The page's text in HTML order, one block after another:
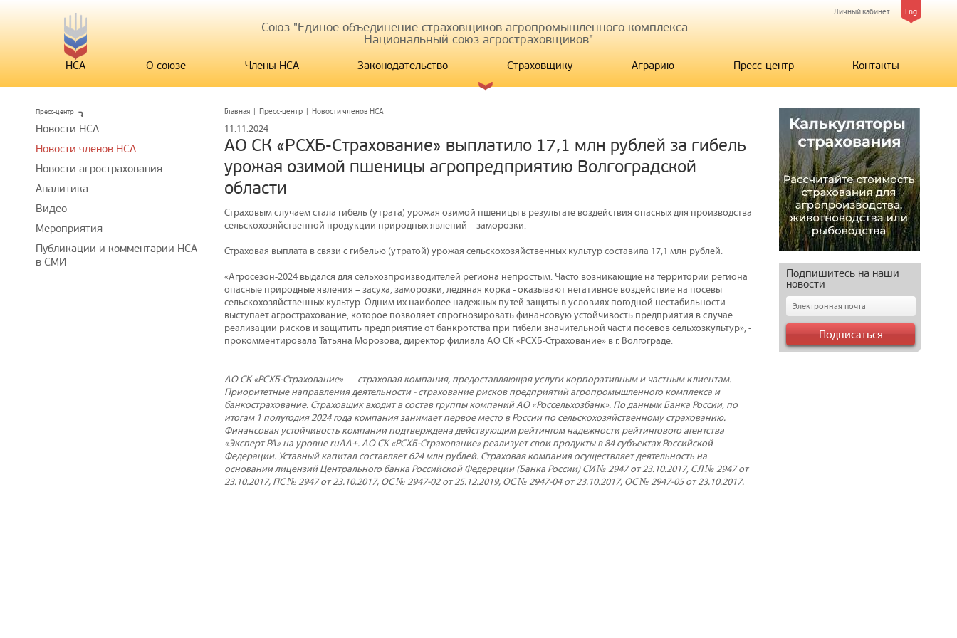
Eng
Личный кабинет
Союз "Единое объединение страховщиков агропромышленного комплекса -
Национальный союз агростраховщиков"
НСА О союзе Члены НСА Законодательство Страховщику Аграрию Пресс-центр Контакты
Главная | Пресс-центр | Новости членов НСА
11.11.2024
АО СК «РСХБ-Страхование» выплатило 17,1 млн рублей за гибель
урожая озимой пшеницы агропредприятию Волгоградской
области
Страховым случаем стала гибель (утрата) урожая озимой пшеницы в результате воздействия опасных для производства
сельскохозяйственной продукции природных явлений – заморозки.
Страховая выплата в связи с гибелью (утратой) урожая сельскохозяйственных культур составила 17,1 млн рублей.
«Агросезон-2024 выдался для сельхозпроизводителей региона непростым. Часто возникающие на территории региона
опасные природные явления – засуха, заморозки, ледяная корка - оказывают негативное воздействие на посевы
сельскохозяйственных культур. Одним их наиболее надежных путей защиты в условиях погодной нестабильности
выступает агрострахование, которое позволяет спрогнозировать финансовую устойчивость предприятия в случае
реализации рисков и защитить предприятие от банкротства при гибели значительной части посевов сельхозкультур», -
прокомментировала Татьяна Морозова, директор филиала АО СК «РСХБ-Страхование» в г. Волгограде.
АО СК «РСХБ-Страхование» — страховая компания, предоставляющая услуги корпоративным и частным клиентам.
Приоритетные направления деятельности - страхование рисков предприятий агропромышленного комплекса и
банкострахование. Страховщик входит в состав группы компаний АО «Россельхозбанк». По данным Банка России, по
итогам 1 полугодия 2024 года компания занимает первое место в России по сельскохозяйственному страхованию.
Финансовая устойчивость компании подтверждена действующим рейтингом надежности рейтингового агентства
«Эксперт РА» на уровне ruAA+. АО СК «РСХБ-Страхование» реализует свои продукты в 84 субъектах Российской
Федерации. Уставный капитал составляет 624 млн рублей. Страховая компания осуществляет деятельность на
основании лицензий Центрального банка Российской Федерации (Банка России) СИ № 2947 от 23.10.2017, СЛ № 2947 от
23.10.2017, ПС № 2947 от 23.10.2017, ОС № 2947-02 от 25.12.2019, ОС № 2947-04 от 23.10.2017, ОС № 2947-05 от 23.10.2017.
Пресс-центр
Новости НСА
Новости членов НСА
Новости агрострахования
Аналитика
Видео
Мероприятия
Публикации и комментарии НСА
в СМИ
Подпишитесь на наши
новости